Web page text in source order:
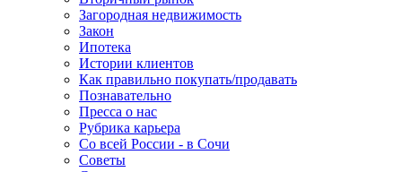
Загородная недвижимость
Закон
Ипотека
Истории клиентов
Как правильно покупать/продавать
Познавательно
Пресса о нас
Рубрика карьера
Со всей России - в Сочи
Советы